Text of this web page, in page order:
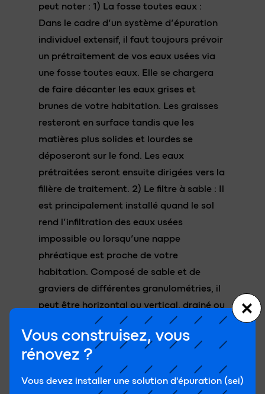
Vous construisez, vous
rénovez ?
Vous devez installer une solution d'épuration (sei)